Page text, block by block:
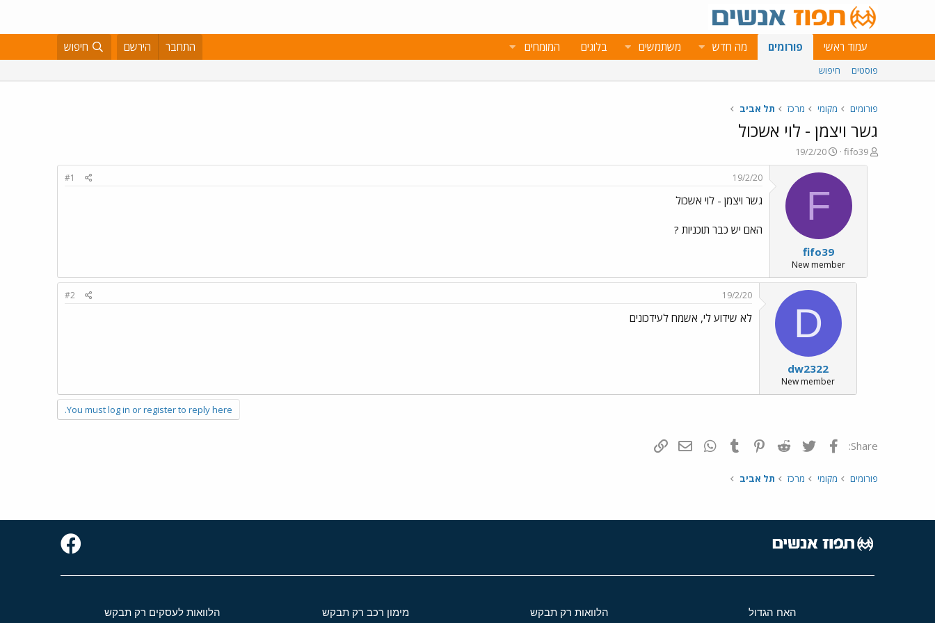
עמוד ראשי פורומים מה חדש משתמשים בלוגים המומחים התחבר הירשם חיפוש
פוסטים חיפוש
פורומים מקומי מרכז תל אביב
גשר ויצמן - לוי אשכול
פ
ו
fifo39
פ
ו
ר
א
ר
י
ך
19/2/20
F
fifo39
New member
19/2/20
#1
גשר ויצמן - לוי אשכול
האם יש כבר תוכניות ?
D
dw2322
New member
19/2/20
#2
לא שידוע לי, אשמח לעידכונים
You must log in or register to reply here.
Share: פייסבוק Twitter
Reddit
Pinterest
Tumblr
WhatsAppדואר אלקטרוני
פורומים מקומי מרכז תל אביב
האח הגדול הלוואות רק תבקש מימון רכב רק תבקש הלוואות לעסקים רק תבקש